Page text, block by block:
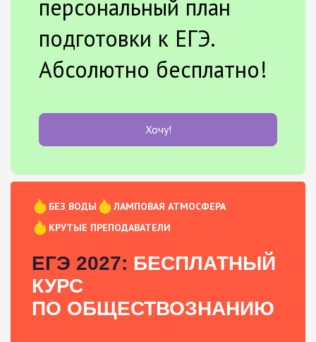
персональный план
подготовки к ЕГЭ.
Абсолютно бесплатно!
Хочу!
БЕЗ ВОДЫ
ЛАМПОВАЯ АТМОСФЕРА
КРУТЫЕ ПРЕПОДАВАТЕЛИ
ЕГЭ 2027: БЕСПЛАТНЫЙ
КУРС
ПО ОБЩЕСТВОЗНАНИЮ